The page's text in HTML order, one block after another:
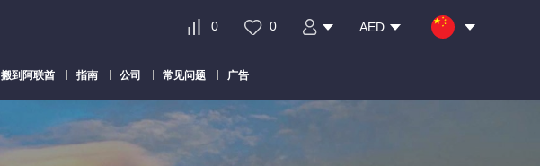
0 0 AED
搬到阿联酋 指南 公司 常见问题 广告